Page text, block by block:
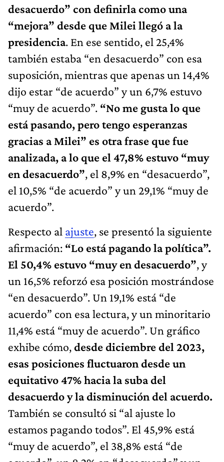
desacuerdo” con definirla como una
“mejora” desde que Milei llegó a la
presidencia. En ese sentido, el 25,4%
también estaba “en desacuerdo” con esa
suposición, mientras que apenas un 14,4%
dijo estar “de acuerdo” y un 6,7% estuvo
“muy de acuerdo”. “No me gusta lo que
está pasando, pero tengo esperanzas
gracias a Milei” es otra frase que fue
analizada, a lo que el 47,8% estuvo “muy
en desacuerdo”, el 8,9% en “desacuerdo”,
el 10,5% “de acuerdo” y un 29,1% “muy de
acuerdo”.
Respecto al ajuste, se presentó la siguiente
afirmación: “Lo está pagando la política”.
El 50,4% estuvo “muy en desacuerdo”, y
un 16,5% reforzó esa posición mostrándose
“en desacuerdo”. Un 19,1% está “de
acuerdo” con esa lectura, y un minoritario
11,4% está “muy de acuerdo”. Un gráfico
exhibe cómo,desde diciembre del 2023,
esas posiciones fluctuaron desde un
equitativo 47% hacia la suba del
desacuerdo y la disminución del acuerdo.
También se consultó si “al ajuste lo
estamos pagando todos”. El 45,9% está
“muy de acuerdo”, el 38,8% está “de